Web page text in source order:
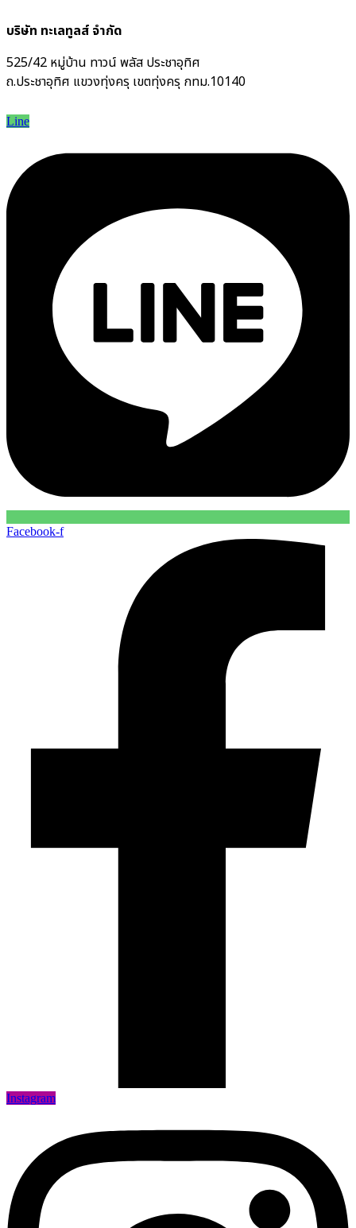
บริษัท ทะเลทูลส์ จำกัด
525/42 หมู่บ้าน ทาวน์ พลัส ประชาอุทิศ
ถ.ประชาอุทิศ แขวงทุ่งครุ เขตทุ่งครุ กทม.10140
Line
Facebook-f
Instagram